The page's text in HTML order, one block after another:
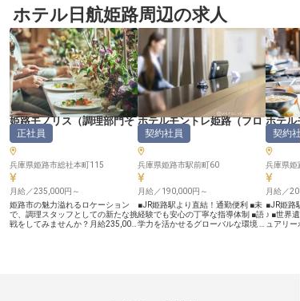
ホテル舞子ビラ神戸は、明石海峡大
橋を望む絶好のロケーションで、お
客様に特別な時間を提供していま
す。ナイトフロントとして、夜間の
お客様のチェックイン・チェックア
ウト、お問い合わせ対応を通じて、
安心と快適な滞在をサポート。 静
かな夜の時間だからこそ、より一層
きめ細やかな気配りが求められま
す。お客様一人ひとりに寄り添い、
心に残るおもてなしを共に創り上げ
ていきましょう。 ーー【安定した
環境で、あなたのキャリアを育む】
当ホテルでは、ナイトフロントとし
てご経験をお持ちの方を歓迎しま
す。月給250,000円からスタート
し、ナイト手当や食事手当など、
日々の頑張りをしっかり評価する手
当が充実。 週休2日制で年間休日
105日を確保し、プライベートも大
切にしながら働けます。産育休の取
得実績もあり、長く安心してキャリ
アを築ける環境です。グループホテ
ル優待制度など、働く喜びを感じら
るよう、きめ細やかなおもてなしを
お願いします。 電話やメールでの
予約確認、お客様からの問い合わせ
対応はもちろん、館内巡回や防犯・
防災チェックなど、お客様の安全を
守る重要な役割です。 緊急時には
冷静な判断と迅速な対応が求められ
ますが、お客様の「ありがとう」が
大きなやりがいとなるでしょう。
あなたの温かい心遣りが、夜のホテ
ルを優しく包み込みます。 ーー
【安心の環境で、あなたのキャリア
を育む】 社員寮を完備しており、
単身の方もご家族と一緒の方も、安
心して新しい生活をスタートできま
す。 月給250,000円に加え、昇給・
賞与もあり、安定した収入を得なが
らキャリアを築ける環境です。 年
間休日113日とプライベートも大切
にでき、従業員食堂や研修制度など
福利厚生も充実しています。 これ
までの経験を活かし、夜間責任者と
してさらなる成長を目指しません
か。 私たちと共に、お客様に最高
問、資格
タリティ
や旅館の
素敵に
月26日時
ホテル日航姫路周辺の求人
姫路モノリス（調理部門そ
の他）
正社員
兵庫県姫路市総社本町115
月給／235,000円～
姫路市の魅力溢れるロケーション
で、調理スタッフとしての新たな挑
戦をしてみませんか？月給235,000
ホテルモントレ姫路（フロ
ント）
契約社員
兵庫県姫路市駅前町60
月給／190,000円～
■JR姫路駅より直結！通勤便利 ■未
経験でも安心の丁寧な指導体制 ■語
学力を活かせるグローバルな環境 ■
ホテル
調理）
契約社
兵庫県姫
月給／
■JR姫路
♪ ■世界
ュアリ